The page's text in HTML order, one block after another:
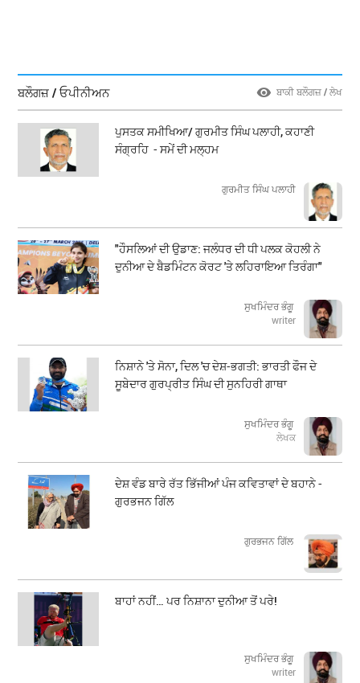
ਬਲੌਗਜ਼ / ਓਪੀਨੀਅਨ ਬਾਕੀ ਬਲੌਗਜ਼ / ਲੇਖ
ਪੁਸਤਕ ਸਮੀਖਿਆ/ ਗੁਰਮੀਤ ਸਿੰਘ ਪਲਾਹੀ, ਕਹਾਣੀ
ਸੰਗ੍ਰਹਿ - ਸਮੇਂ ਦੀ ਮਲ੍ਹਮ
ਗੁਰਮੀਤ ਸਿੰਘ ਪਲਾਹੀ
"ਹੌਸਲਿਆਂ ਦੀ ਉਡਾਣ: ਜਲੰਧਰ ਦੀ ਧੀ ਪਲਕ ਕੋਹਲੀ ਨੇ
ਦੁਨੀਆ ਦੇ ਬੈਡਮਿੰਟਨ ਕੋਰਟ 'ਤੇ ਲਹਿਰਾਇਆ ਤਿਰੰਗਾ"
ਸੁਖਮਿੰਦਰ ਭੰਗੂ
writer
ਨਿਸ਼ਾਨੇ 'ਤੇ ਸੋਨਾ, ਦਿਲ 'ਚ ਦੇਸ਼-ਭਗਤੀ: ਭਾਰਤੀ ਫੌਜ ਦੇ
ਸੂਬੇਦਾਰ ਗੁਰਪ੍ਰੀਤ ਸਿੰਘ ਦੀ ਸੁਨਹਿਰੀ ਗਾਥਾ
ਸੁਖਮਿੰਦਰ ਭੰਗੂ
ਲੇਖਕ
ਦੇਸ਼ ਵੰਡ ਬਾਰੇ ਰੱਤ ਭਿੱਜੀਆਂ ਪੰਜ ਕਵਿਤਾਵਾਂ ਦੇ ਬਹਾਨੇ -
ਗੁਰਭਜਨ ਗਿੱਲ
​​​​​​​ਗੁਰਭਜਨ ਗਿੱਲ
ਬਾਹਾਂ ਨਹੀਂ… ਪਰ ਨਿਸ਼ਾਨਾ ਦੁਨੀਆ ਤੋਂ ਪਰੇ!
ਸੁਖਮਿੰਦਰ ਭੰਗੂ
writer